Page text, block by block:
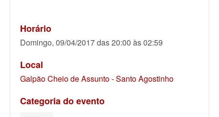
Horário
Domingo, 09/04/2017 das 20:00 às 02:59
Local
Galpão Cheio de Assunto - Santo Agostinho
Categoria do evento